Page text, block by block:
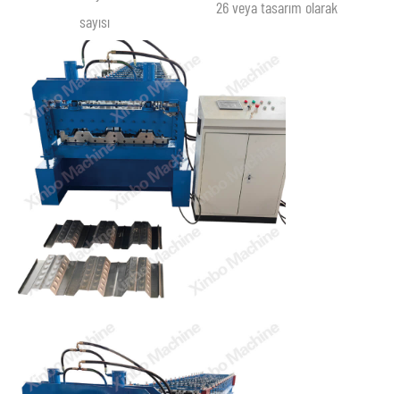
sayısı
26 veya tasarım olarak